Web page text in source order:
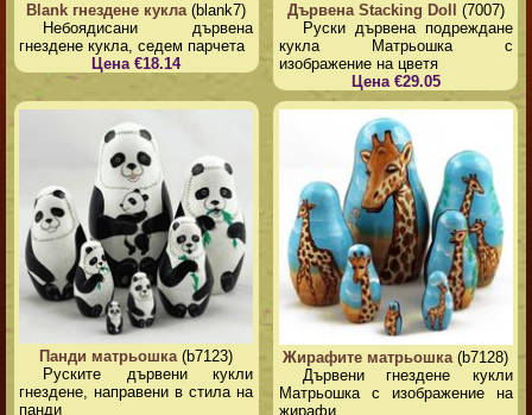
Blank гнездене кукла(blank7)
Небоядисани дървена
гнездене кукла, седем парчета
Цена €18.14
Дървена Stacking Doll
(7007)
Руски дървена подреждане
кукла Матрьошка с
изображение на цветя
Цена €29.05
Панди матрьошка(b7123)
Руските дървени кукли
гнездене, направени в стила на
панди
Жирафите матрьошка(b7128)
Дървени гнездене кукли
Матрьошка с изображение на
жирафи